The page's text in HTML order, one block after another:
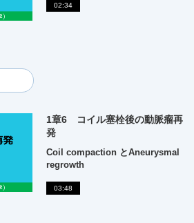
02:34
1章6 コイル塞栓後の動脈瘤再
発
Coil compaction とAneurysmal
regrowth
03:48